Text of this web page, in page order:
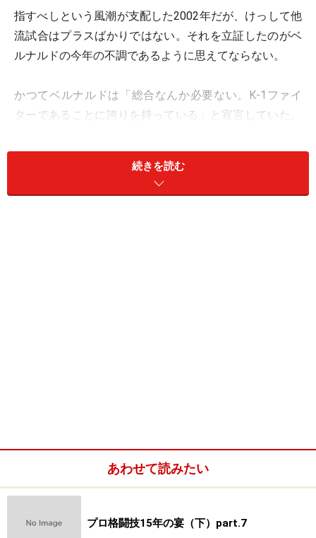
指すべしという風潮が支配した2002年だが、けっして他
流試合はプラスばかりではない。それを立証したのがベ
ルナルドの今年の不調であるように思えてならない。
かつてベルナルドは「総合なんか必要ない。K-1ファイ
ターであることに誇りを持っている」と宣言していた。
ナルドは、短期間の付け焼き刃な練習で去年の猪木祭り
に参戦。無意味としか言い様のない高田延彦戦で無様な
戦いぶりを晒した。元々ベルナルドはボクシングベース
してくる。前に出るスピードも圧力も違う。当然、そん
な選手を相手にしたら、K-1の感覚は通じない。その
上、下手をすれば崩れた後から、反則のパンチが雨あら
ラウンドに崩れた中迫にパンチの雨を降らせ、踏み付け
続きを読む
あわせて読みたい
プロ格闘技15年の宴（下）part.7